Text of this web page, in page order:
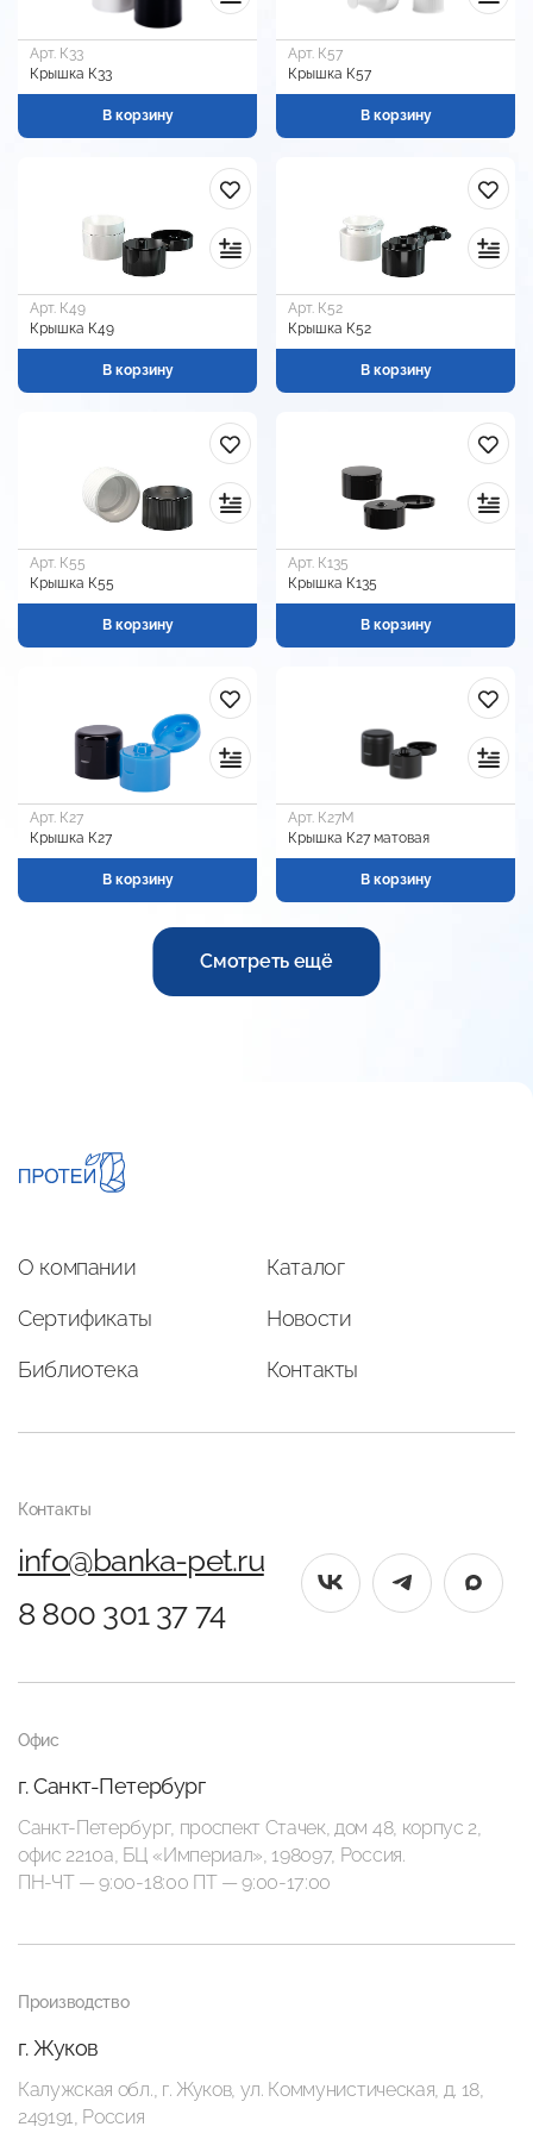
Арт. К33
Крышка К33
В корзину
Арт. К57
Крышка К57
В корзину
Арт. К49
Крышка К49
В корзину
Арт. К52
Крышка К52
В корзину
Арт. К55
Крышка К55
В корзину
Арт. К135
Крышка К135
В корзину
Арт. К27
Крышка К27
В корзину
Арт. К27М
Крышка К27 матовая
В корзину
Смотреть ещё
О компании Каталог
Сертификаты Новости
Библиотека Контакты
Контакты
info@banka-pet.ru
8 800 301 37 74
Офис
г. Санкт-Петербург
Санкт-Петербург, проспект Стачек, дом 48, корпус 2,
офис 2210а, БЦ «Империал», 198097, Россия.
ПН-ЧТ — 9:00-18:00 ПТ — 9:00-17:00
Производство
г. Жуков
Калужская обл., г. Жуков, ул. Коммунистическая, д. 18,
249191, Россия